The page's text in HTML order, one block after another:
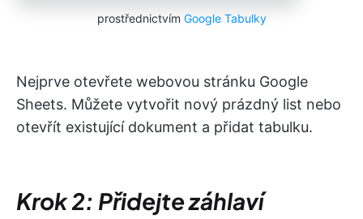
prostřednictvím Google Tabulky
Nejprve otevřete webovou stránku Google
Sheets. Můžete vytvořit nový prázdný list nebo
otevřít existující dokument a přidat tabulku.
Krok 2: Přidejte záhlaví